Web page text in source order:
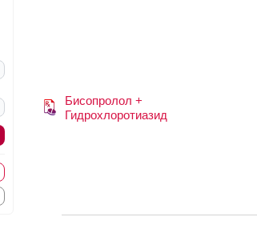
Бисопролол +
Гидрохлоротиазид